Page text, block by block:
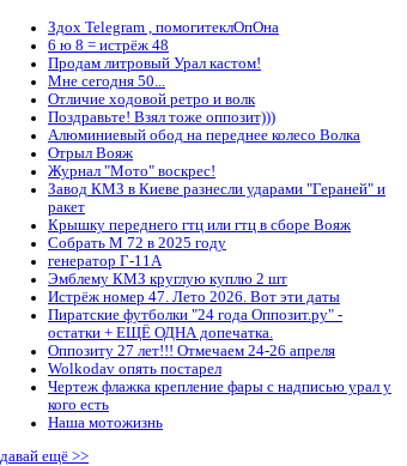
Здох Telegram , помогитеклОпОна
6 ю 8 = истрёж 48
Продам литровый Урал кастом!
Мне сегодня 50...
Отличие ходовой ретро и волк
Поздравьте! Взял тоже оппозит)))
Алюминиевый обод на переднее колесо Волка
Отрыл Вояж
Журнал "Мото" воскрес!
Завод КМЗ в Киеве разнесли ударами "Гераней" и
ракет
Крышку переднего гтц или гтц в сборе Вояж
Собрать М 72 в 2025 году
генератор Г-11А
Эмблему КМЗ круглую куплю 2 шт
Истрёж номер 47. Лето 2026. Вот эти даты
Пиратские футболки "24 года Оппозит.ру" -
остатки + ЕЩЁ ОДНА допечатка.
Оппозиту 27 лет!!! Отмечаем 24-26 апреля
Wolkodav опять постарел
Чертеж флажка крепление фары с надписью урал у
кого есть
Наша мотожизнь
давай ещё >>